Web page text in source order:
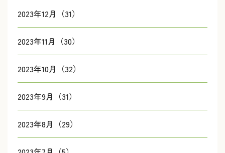
2023年12月（31）
2023年11月（30）
2023年10月（32）
2023年9月（31）
2023年8月（29）